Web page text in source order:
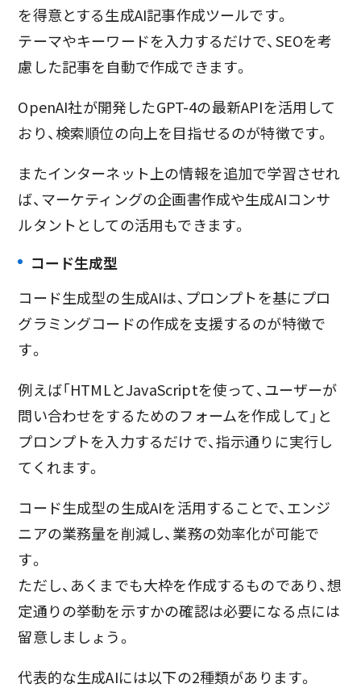
を得意とする生成AI記事作成ツールです。
テーマやキーワードを入力するだけで、SEOを考
慮した記事を自動で作成できます。
OpenAI社が開発したGPT-4の最新APIを活用して
おり、検索順位の向上を目指せるのが特徴です。
またインターネット上の情報を追加で学習させれ
ば、マーケティングの企画書作成や生成AIコンサ
ルタントとしての活用もできます。
コード生成型
コード生成型の生成AIは、プロンプトを基にプロ
グラミングコードの作成を支援するのが特徴で
す。
例えば「HTMLとJavaScriptを使って、ユーザーが
問い合わせをするためのフォームを作成して」と
プロンプトを入力するだけで、指示通りに実行し
てくれます。
コード生成型の生成AIを活用することで、エンジ
ニアの業務量を削減し、業務の効率化が可能で
す。
ただし、あくまでも大枠を作成するものであり、想
定通りの挙動を示すかの確認は必要になる点には
留意しましょう。
代表的な生成AIには以下の2種類があります。